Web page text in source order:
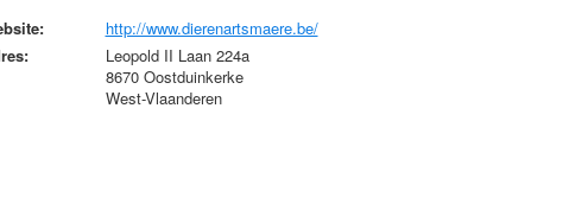
http://www.dierenartsmaere.be/
Leopold II Laan 224a
8670 Oostduinkerke
West-Vlaanderen